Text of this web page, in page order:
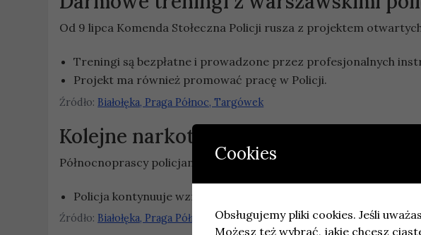
Od 9 lipca Komenda Stołeczna Policji rusza z projektem
Treningi są bezpłatne i prowadzone przez profesjonalnych
Projekt ma również promować pracę w Policji.
Źródło: Białołęka, Praga Północ, Targówek
Kolejne narkotyki zabezpieczone przy
Północnoprascy policjanci zatrzymali porcje heroiny, amfetaminy
Policja kontynuuje wzmożone patrole w rejonie ul. Brzeskiej 13.
Źródło: Białołęka, Praga Północ, Targówek
Cookies
Obsługujemy pliki cookies. Jeśli
Możesz też wybrać, jakie chcesz